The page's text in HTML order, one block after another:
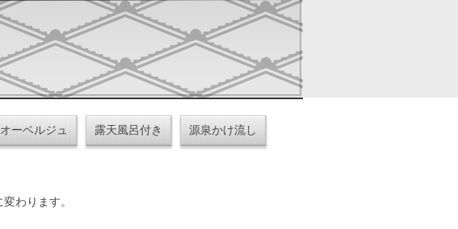
オーベルジュ 露天風呂付き 源泉かけ流し
わります。